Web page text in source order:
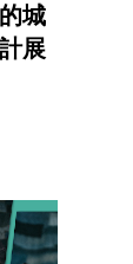
城
展